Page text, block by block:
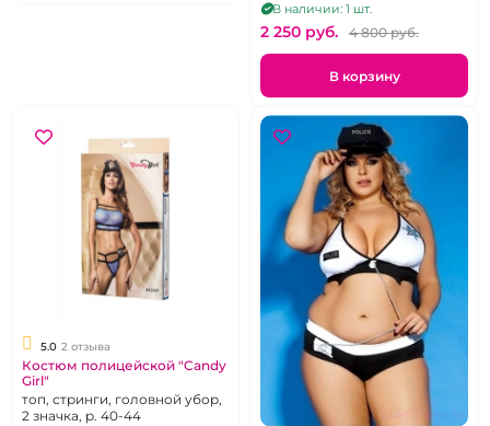
В наличии: 1 шт.
2 250 pуб. 4 800 pуб.
В корзину
5.0 2 отзыва
Костюм полицейской "Candy
Girl"
топ, стринги, головной убор,
2 значка, р. 40-44